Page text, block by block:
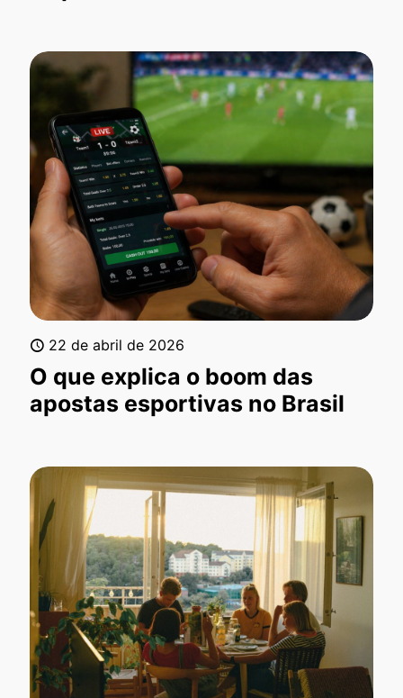
22 de abril de 2026
O que explica o boom das
apostas esportivas no Brasil